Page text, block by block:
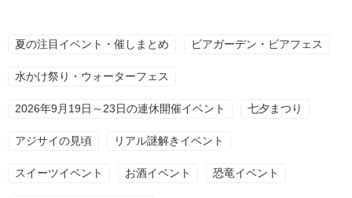
夏の注目イベント・催しまとめ ビアガーデン・ビアフェス
水かけ祭り・ウォーターフェス
2026年9月19日～23日の連休開催イベント 七夕まつり
アジサイの見頃 リアル謎解きイベント
スイーツイベント お酒イベント 恐竜イベント